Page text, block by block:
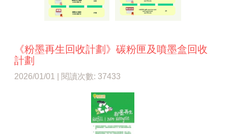
《粉墨再生回收計劃》碳粉匣及噴墨盒回收
計劃
2026/01/01 | 閱讀次數: 37433